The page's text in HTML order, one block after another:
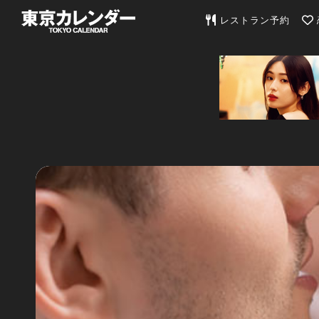
東京カレンダー | 最新
レストラン予約